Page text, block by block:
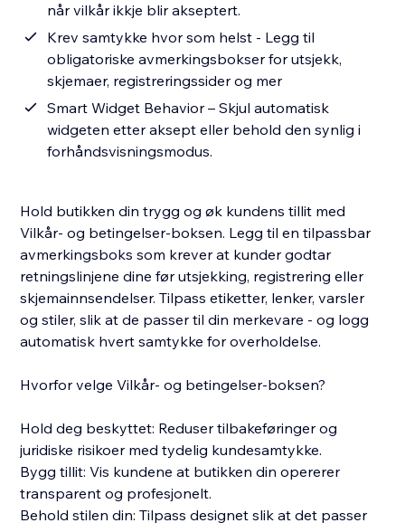
når vilkår ikkje blir akseptert.
Krev samtykke hvor som helst - Legg til
obligatoriske avmerkingsbokser for utsjekk,
skjemaer, registreringssider og mer
Smart Widget Behavior – Skjul automatisk
widgeten etter aksept eller behold den synlig i
forhåndsvisningsmodus.
Hold butikken din trygg og øk kundens tillit med
Vilkår- og betingelser-boksen. Legg til en tilpassbar
avmerkingsboks som krever at kunder godtar
retningslinjene dine før utsjekking, registrering eller
skjemainnsendelser. Tilpass etiketter, lenker, varsler
og stiler, slik at de passer til din merkevare - og logg
automatisk hvert samtykke for overholdelse.
Hvorfor velge Vilkår- og betingelser-boksen?
Hold deg beskyttet: Reduser tilbakeføringer og
juridiske risikoer med tydelig kundesamtykke.
Bygg tillit: Vis kundene at butikken din opererer
transparent og profesjonelt.
Behold stilen din: Tilpass designet slik at det passer